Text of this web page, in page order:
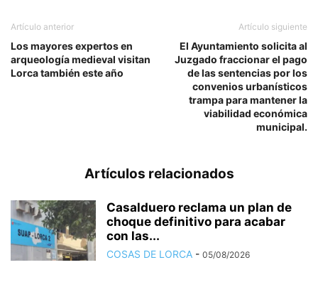
Artículo anterior
Los mayores expertos en
arqueología medieval visitan
Lorca también este año
Artículo siguiente
El Ayuntamiento solicita al
Juzgado fraccionar el pago
de las sentencias por los
convenios urbanísticos
trampa para mantener la
viabilidad económica
municipal.
Artículos relacionados
Casalduero reclama un plan de
choque definitivo para acabar
con las...
COSAS DE LORCA - 05/08/2026